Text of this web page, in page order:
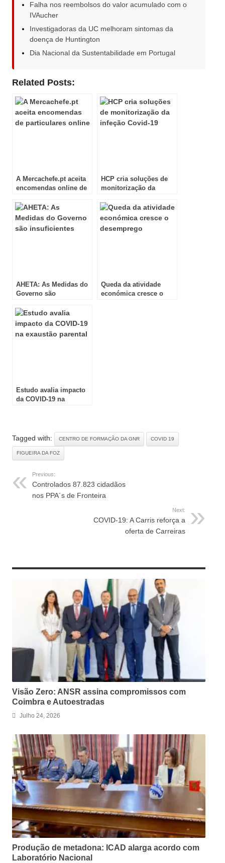
Falha nos reembolsos do valor acumulado com o
IVAucher
Investigadoras da UC melhoram sintomas da
doença de Huntington
Dia Nacional da Sustentabilidade em Portugal
Related Posts:
A Mercachefe.pt aceita
encomendas online de
HCP cria soluções de
monitorização da
AHETA: As Medidas do
Governo são
Queda da atividade
económica cresce o
Estudo avalia impacto
da COVID-19 na
Tagged with: CENTRO DE FORMAÇÃO DA GNR COVID 19
FIGUEIRA DA FOZ
Previous:
Controlados 87.823 cidadãos
nos PPA´s de Fronteira
Next:
COVID-19: A Carris reforça a
oferta de Carreiras
Visão Zero: ANSR assina compromissos com
Coimbra e Autoestradas
Julho 24, 2026
Produção de metadona: ICAD alarga acordo com
Laboratório Nacional